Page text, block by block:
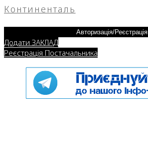
Континенталь
Авторизація/Реєстрація
Додати ЗАКЛАД
Реєстрація Постачальника